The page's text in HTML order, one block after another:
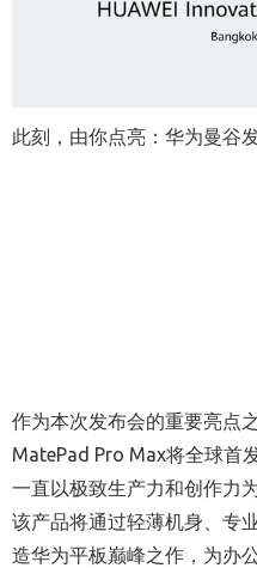
此刻，由你点亮：华为曼谷
作为本次发布会的重要亮点
MatePad Pro Max将全球首
一直以极致生产力和创作力
该产品将通过轻薄机身、专
造华为平板巅峰之作，为办